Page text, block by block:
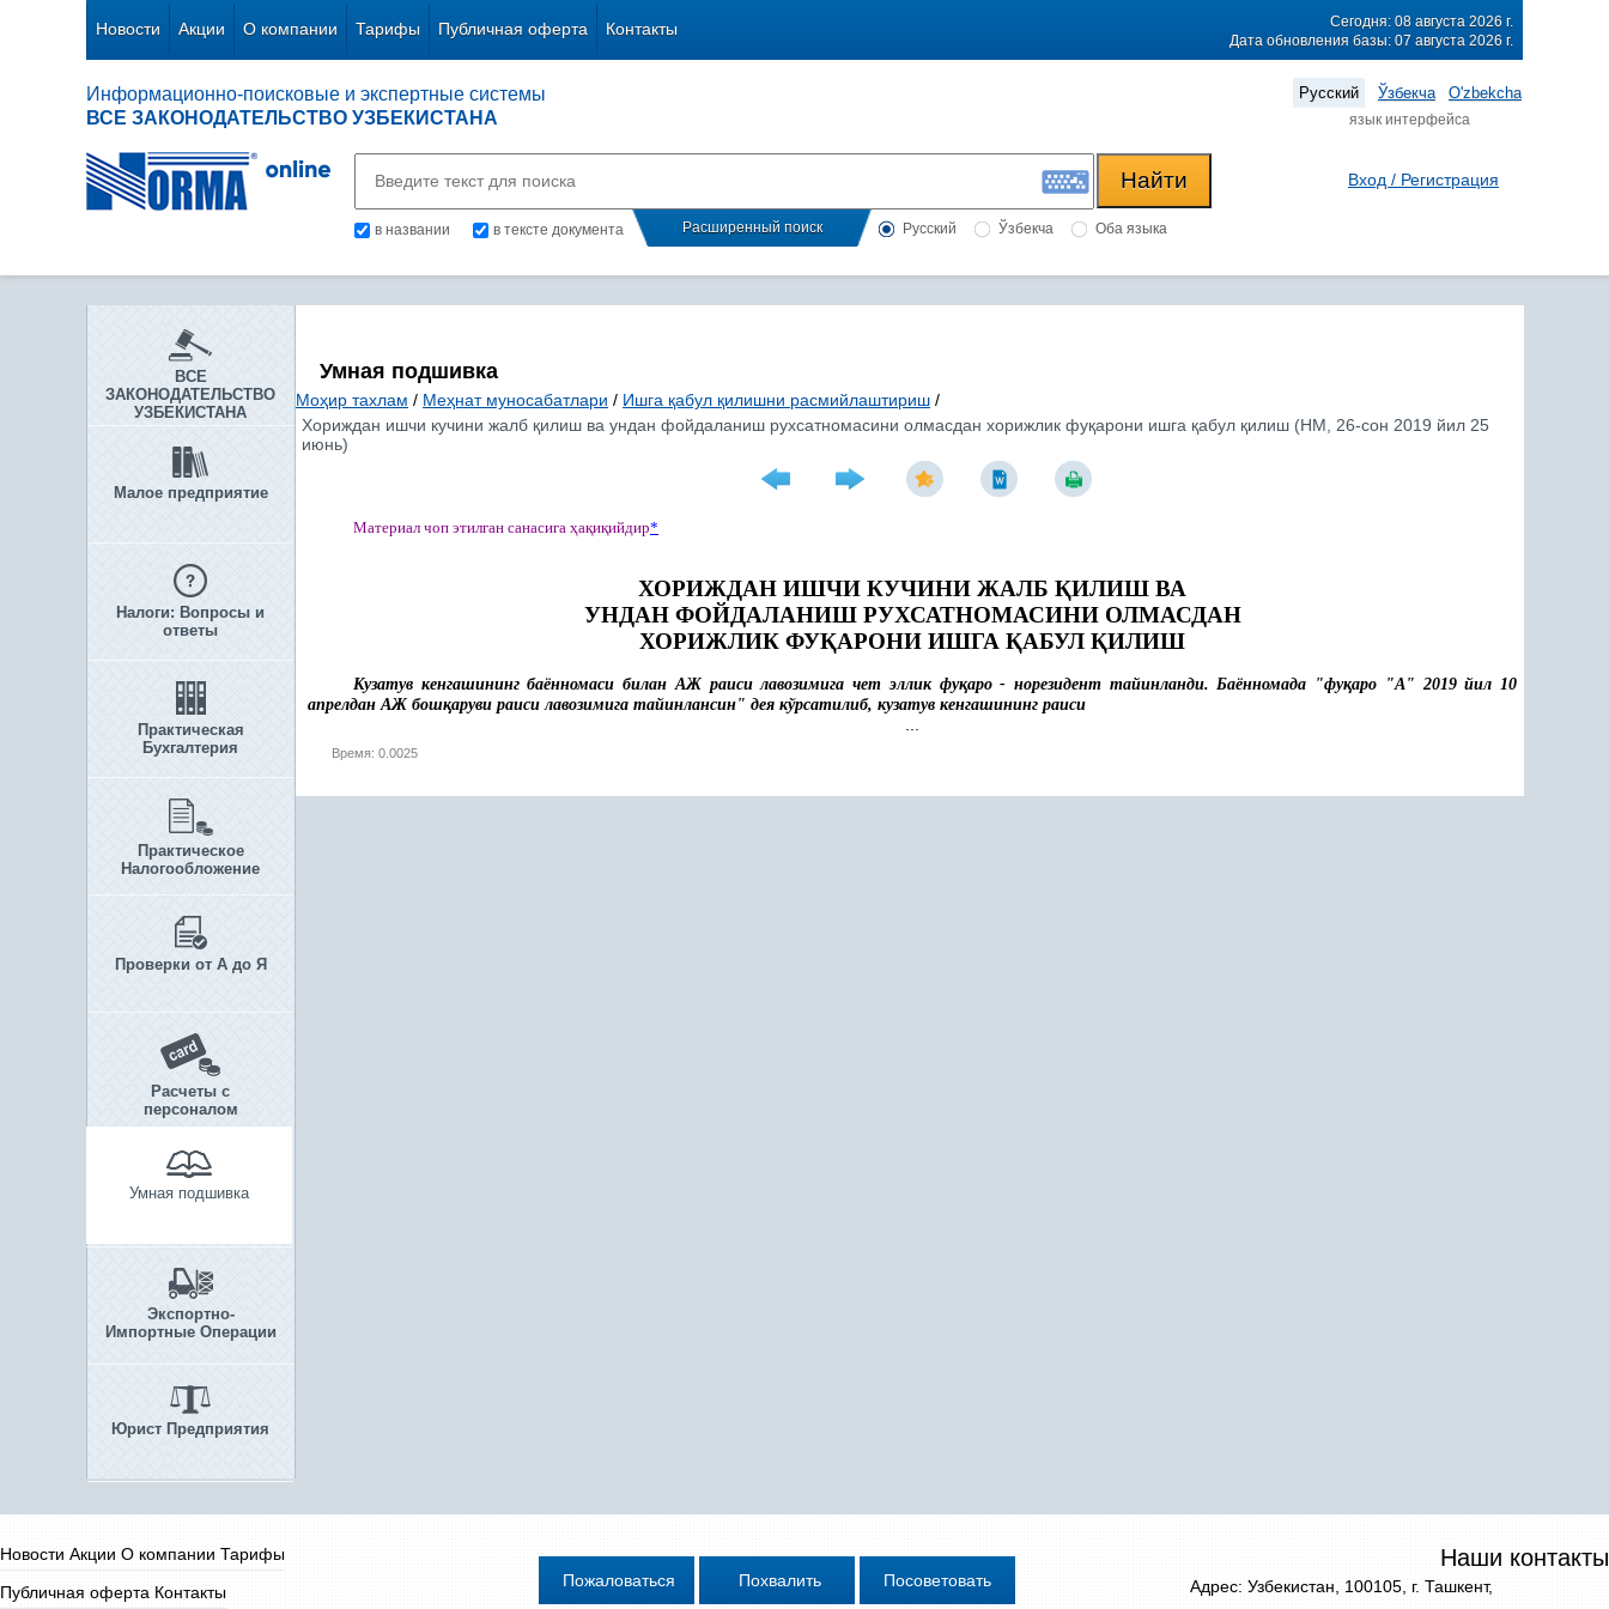
Новости Акции О компании Тарифы Публичная оферта Контакты
Сегодня: 08 августа 2026 г.
Дата обновления базы: 07 августа 2026 г.
Информационно-поисковые и экспертные системы
ВСЕ ЗАКОНОДАТЕЛЬСТВО УЗБЕКИСТАНА
Русский Ўзбекча O'zbekcha
язык интерфейса
в названии в тексте документа Расширенный поиск Русский Ўзбекча Оба языка
Вход / Регистрация
ВСЕ
ЗАКОНОДАТЕЛЬСТВО
УЗБЕКИСТАНА
Малое предприятие
Налоги: Вопросы и
ответы
Практическая
Бухгалтерия
Практическое
Налогообложение
Проверки от А до Я
Расчеты с
персоналом
Умная подшивка
Экспортно-
Импортные Операции
Юрист Предприятия
Умная подшивка
Моҳир тахлам / Меҳнат муносабатлари / Ишга қабул қилишни расмийлаштириш /
Хориждан ишчи кучини жалб қилиш ва ундан фойдаланиш рухсатномасини олмасдан хорижлик фуқарони ишга қабул қилиш (НМ, 26-сон 2019 йил 25
июнь)
Материал чоп этилган санасига ҳақиқийдир*
ХОРИЖДАН ИШЧИ КУЧИНИ ЖАЛБ ҚИЛИШ ВА
УНДАН ФОЙДАЛАНИШ РУХСАТНОМАСИНИ ОЛМАСДАН
ХОРИЖЛИК ФУҚАРОНИ ИШГА ҚАБУЛ ҚИЛИШ
Кузатув кенгашининг баённомаси билан АЖ раиси лавозимига чет эллик фуқаро - норезидент тайинланди. Баённомада "фуқаро "А" 2019 йил 10
апрелдан АЖ бошқаруви раиси лавозимига тайинлансин" дея кўрсатилиб, кузатув кенгашининг раиси
Время: 0.0025
Новости Акции О компании Тарифы
Публичная оферта Контакты
Наши контакты
Адрес: Узбекистан, 100105, г. Ташкент,